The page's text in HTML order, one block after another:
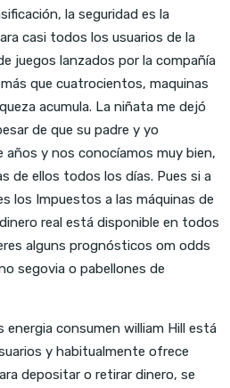
la seguridad es la
casi todos los usuarios de la
juegos lanzados por la compañía
que cuatrocientos, maquinas
acumula. La niñata me dejó
de que su padre y yo
y nos conocíamos muy bien,
de ellos todos los días. Pues si a
los Impuestos a las máquinas de
real está disponible en todos
alguns prognósticos om odds
segovia o pabellones de
consumen william Hill está
y habitualmente ofrece
depositar o retirar dinero, se